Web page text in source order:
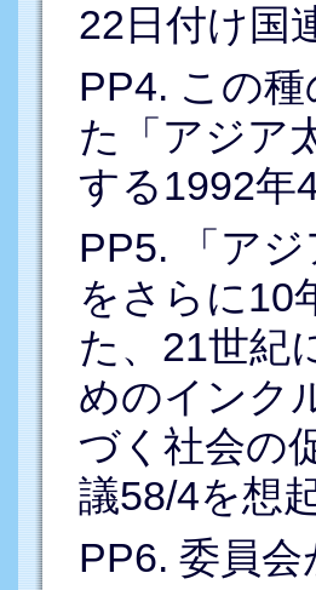
22日付け国
PP4. この
た「アジア
する1992年
PP5. 「ア
をさらに10
た、21世紀
めのインク
づく社会の
議58/4を想
PP6. 委員